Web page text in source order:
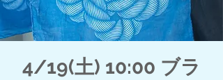
4/19(土) 10:00 ブラ